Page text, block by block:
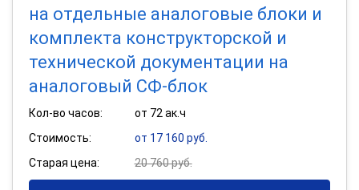
на отдельные аналоговые блоки и
комплекта конструкторской и
технической документации на
аналоговый СФ-блок
Кол-во часов:
от 72 ак.ч
Стоимость:
от 17 160 руб.
Старая цена:
20 760 руб.